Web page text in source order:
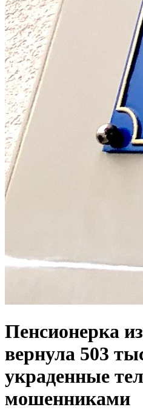
Пенсионерка
вернула 503
украденные
мошенниками